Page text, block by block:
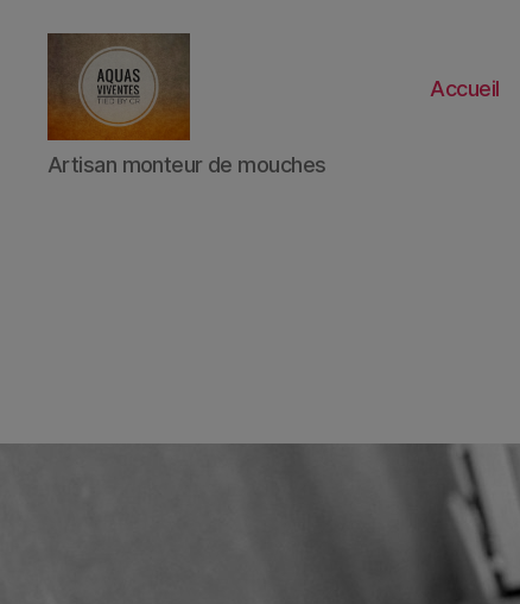
Aquas
viventes
Artisan monteur de mouches
Accueil